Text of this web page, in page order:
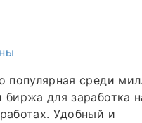
популярная среди
биржа для заработка
Удобный и